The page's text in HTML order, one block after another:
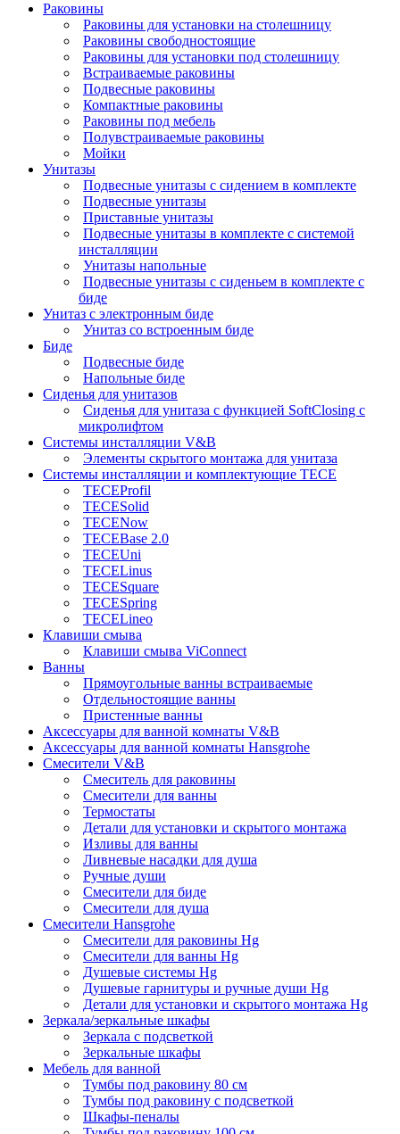
Раковины
Раковины для установки на столешницу
Раковины свободностоящие
Раковины для установки под столешницу
Встраиваемые раковины
Подвесные раковины
Компактные раковины
Раковины под мебель
Полувстраиваемые раковины
Мойки
Унитазы
Подвесные унитазы с сидением в комплекте
Подвесные унитазы
Приставные унитазы
Подвесные унитазы в комплекте с системой
инсталляции
Унитазы напольные
Подвесные унитазы с сиденьем в комплекте с
биде
Унитаз с электронным биде
Унитаз со встроенным биде
Биде
Подвесные биде
Напольные биде
Сиденья для унитазов
Сиденья для унитаза с функцией SoftClosing с
микролифтом
Системы инсталляции V&B
Элементы скрытого монтажа для унитаза
Системы инсталляции и комплектующие TECE
TECEProfil
TECESolid
TECENow
TECEBase 2.0
TECEUni
TECELinus
TECESquare
TECESpring
TECELineo
Клавиши смыва
Клавиши смыва ViConnect
Ванны
Прямоугольные ванны встраиваемые
Отдельностоящие ванны
Пристенные ванны
Аксессуары для ванной комнаты V&B
Аксессуары для ванной комнаты Hansgrohe
Смесители V&B
Смеситель для раковины
Смесители для ванны
Термостаты
Детали для установки и скрытого монтажа
Изливы для ванны
Ливневые насадки для душа
Ручные души
Смесители для биде
Смесители для душа
Смесители Hansgrohe
Смесители для раковины Hg
Смесители для ванны Hg
Душевые системы Hg
Душевые гарнитуры и ручные души Hg
Детали для установки и скрытого монтажа Hg
Зеркала/зеркальные шкафы
Зеркала с подсветкой
Зеркальные шкафы
Мебель для ванной
Тумбы под раковину 80 см
Тумбы под раковину с подсветкой
Шкафы-пеналы